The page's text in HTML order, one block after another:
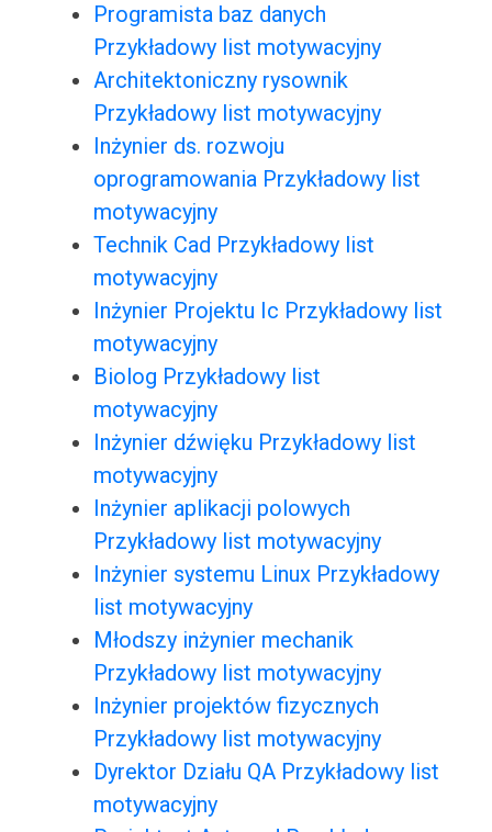
Programista baz danych
Przykładowy list motywacyjny
Architektoniczny rysownik
Przykładowy list motywacyjny
Inżynier ds. rozwoju
oprogramowania Przykładowy list
motywacyjny
Technik Cad Przykładowy list
motywacyjny
Inżynier Projektu Ic Przykładowy list
motywacyjny
Biolog Przykładowy list
motywacyjny
Inżynier dźwięku Przykładowy list
motywacyjny
Inżynier aplikacji polowych
Przykładowy list motywacyjny
Inżynier systemu Linux Przykładowy
list motywacyjny
Młodszy inżynier mechanik
Przykładowy list motywacyjny
Inżynier projektów fizycznych
Przykładowy list motywacyjny
Dyrektor Działu QA Przykładowy list
motywacyjny